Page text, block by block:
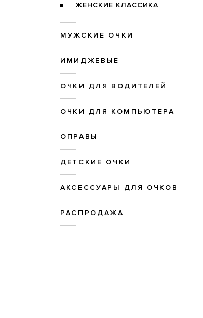
ЖЕНСКИЕ КЛАССИКА
МУЖСКИЕ ОЧКИ
ИМИДЖЕВЫЕ
ОЧКИ ДЛЯ ВОДИТЕЛЕЙ
ОЧКИ ДЛЯ КОМПЬЮТЕРА
ОПРАВЫ
ДЕТСКИЕ ОЧКИ
АКСЕССУАРЫ ДЛЯ ОЧКОВ
РАСПРОДАЖА